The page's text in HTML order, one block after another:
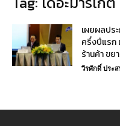
เผยผลปร
ครึ่งปีแรก
ร้านค้า ขย
วีรศักดิ์ ประ